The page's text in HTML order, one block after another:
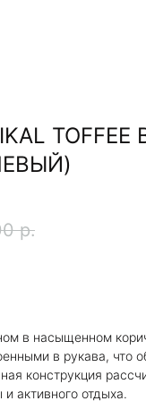
р.
в насыщенном
в рукава, что
конструкция
активного отдыха.